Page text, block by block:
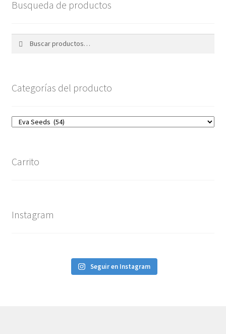
Busqueda de productos
Categorías del producto
Carrito
Instagram
Seguir en Instagram